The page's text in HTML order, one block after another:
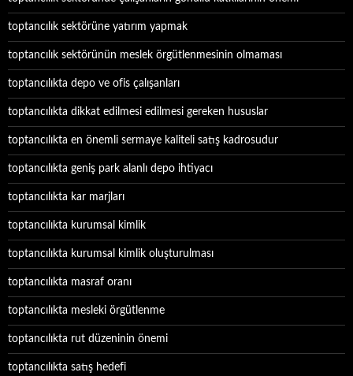
toptancılık sektörüne yatırım yapmak
toptancılık sektörünün meslek örgütlenmesinin olmaması
toptancılıkta depo ve ofis çalışanları
toptancılıkta dikkat edilmesi edilmesi gereken hususlar
toptancılıkta en önemli sermaye kaliteli satış kadrosudur
toptancılıkta geniş park alanlı depo ihtiyacı
toptancılıkta kar marjları
toptancılıkta kurumsal kimlik
toptancılıkta kurumsal kimlik oluşturulması
toptancılıkta masraf oranı
toptancılıkta mesleki örgütlenme
toptancılıkta rut düzeninin önemi
toptancılıkta satış hedefi